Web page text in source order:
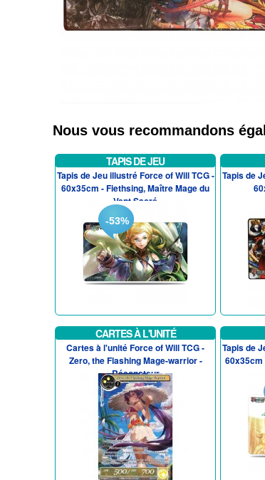
Nous vous recommandons
TAPIS DE JEU
Tapis de Jeu illustré Force of Will TCG -
60x35cm - Fiethsing, Maître Mage du
Vent Sacré
-53%
Tapis de
CARTES À L'UNITÉ
Cartes à l'unité Force of Will TCG -
Zero, the Flashing Mage-warrior -
Résonateur
Tapis de
60x35cm